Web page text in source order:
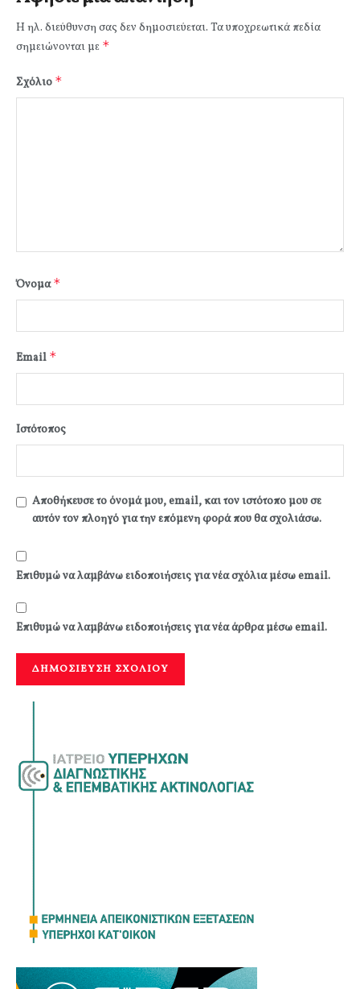
Η ηλ. διεύθυνση σας δεν δημοσιεύεται. Τα υποχρεωτικά πεδία
σημειώνονται με *
Σχόλιο *
Όνομα*
Email *
Ιστότοπος
Αποθήκευσε το όνομά μου, email, και τον ιστότοπο μου σε
αυτόν τον πλοηγό για την επόμενη φορά που θα σχολιάσω.
Επιθυμώ να λαμβάνω ειδοποιήσεις για νέα σχόλια μέσω email.
Επιθυμώ να λαμβάνω ειδοποιήσεις για νέα άρθρα μέσω email.